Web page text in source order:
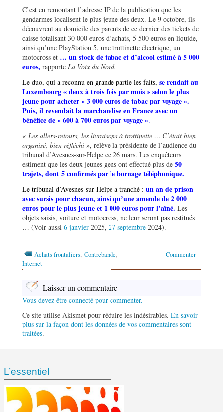
C’est en remontant l’adresse IP de la publication que les
gendarmes localisent le plus jeune des deux. Le 9 octobre, ils
découvrent au domicile des parents de ce dernier des tickets de
caisse totalisant 30 000 euros d’achats, 5 500 euros en liquide,
ainsi qu’une PlayStation 5, une trottinette électrique, un
motocross et … un stock de tabac et d’alcool estimé à 5 000
euros, rapporte La Voix du Nord.
Le duo, qui a reconnu en grande partie les faits, se rendait au
Luxembourg « deux à trois fois par mois»selon le plus
jeune pour acheter « 3 000 euros de tabac par voyage».
Puis, il revendait la marchandise en France avec un
bénéfice de « 600 à 700 euros par voyage».
« Les allers-retours, les livraisons à trottinette … C’était bien
organisé, bien réfléchi », relève la présidente de l’audience du
tribunal d’Avesnes-sur-Helpe ce 26 mars. Les enquêteurs
estiment que les deux jeunes gens ont effectué plus de 50
trajets, dont 5 confirmés par le bornage téléphonique.
Le tribunal d’Avesnes-sur-Helpe a tranché : un an de prison
avec sursis pour chacun, ainsi qu’une amende de 2 000
euros pour le plus jeune et 1 000 euros pour l’aîné. Les
objets saisis, voiture et motocross, ne leur seront pas restitués
… (Voir aussi 6 janvier 2025, 27 septembre 2024).
Commenter
Achats frontaliers, Contrebande,
Internet
Laisser un commentaire
Vous devez être connecté pour commenter.
Ce site utilise Akismet pour réduire les indésirables. En savoir
plus sur la façon dont les données de vos commentaires sont
traitées.
L’essentiel